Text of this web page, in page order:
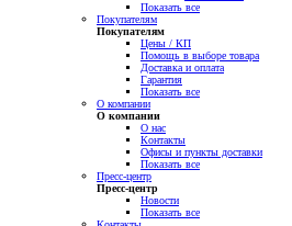
Показать все
Покупателям
Покупателям
Цены / КП
Помощь в выборе товара
Доставка и оплата
Гарантия
Показать все
О компании
О компании
О нас
Контакты
Офисы и пункты доставки
Показать все
Пресс-центр
Пресс-центр
Новости
Показать все